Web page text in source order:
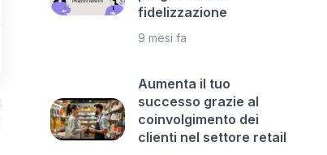
fidelizzazione
9 mesi fa
Aumenta il tuo
successo grazie al
coinvolgimento dei
clienti nel settore retail